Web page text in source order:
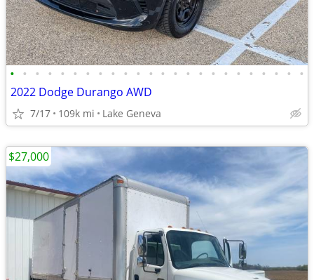
• • • • • • • • • • • • • • • • • • • • • • • •
2022 Dodge Durango AWD
7/17 109k mi Lake Geneva
$27,000